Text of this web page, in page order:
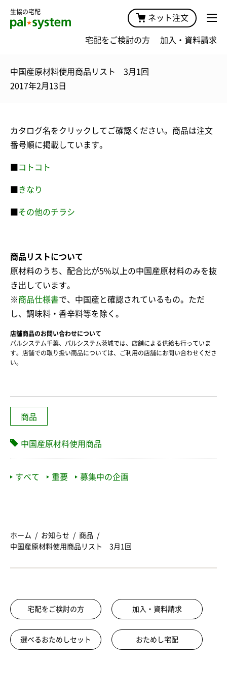
生協の宅配
ネット注文
宅配をご検討の方 加入・資料請求
中国産原材料使用商品リスト 3月1回
2017年2月13日
カタログ名をクリックしてご確認ください。商品は注文
番号順に掲載しています。
コトコト
きなり
その他のチラシ
商品リストについて
原材料のうち、配合比が5%以上の中国産原材料のみを抜
き出しています。
※商品仕様書で、中国産と確認されているもの。ただ
し、調味料・香辛料等を除く。
店舗商品のお問い合わせについて
パルシステム千葉、パルシステム茨城では、店舗による供給も行っていま
す。店舗での取り扱い商品については、ご利用の店舗にお問い合わせくださ
い。
商品
中国産原材料使用商品
すべて 重要 募集中の企画
ホーム お知らせ
商品
中国産原材料使用商品リスト 3月1回
宅配をご検討の方 加入・資料請求
選べるおためしセット おためし宅配